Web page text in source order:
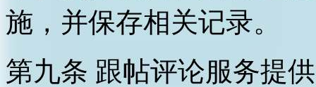
施，并保存相关记录。
第九条 跟帖评论服务提